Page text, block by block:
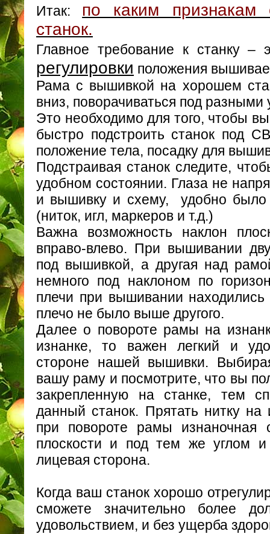
Итак: по каким
станок.
Главное требование к станку –
регулировки положения
Рама с вышивкой на хорошем
вниз, поворачиваться под разными
Это необходимо для того, чтобы
быстро подстроить станок под
положение тела, посадку для
Подстраивая станок следите,
удобном состоянии. Глаза не
и вышивку и схему, удобно было
(ниток, игл, маркеров и т.д.)
Важна возможность наклон
вправо-влево. При вышивании
под вышивкой, а другая над
немного под наклоном по
плечи при вышивании
плечо не было выше другого.
Далее о повороте рамы на
изнанке, то важен легкий и
стороне нашей вышивки.
вашу раму и посмотрите, что вы
закрепленную на станке, тем
данный станок. Прятать нитку на
при повороте рамы изнаночная
плоскости и под тем же углом
лицевая сторона.
Когда ваш станок хорошо
сможете значительно более
удовольствием, и без ущерба